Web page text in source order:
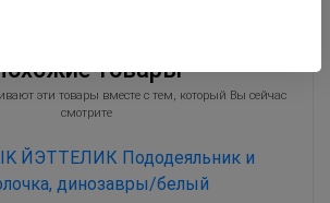
товары
эти товары вместе с тем, который Вы сейчас
смотрите